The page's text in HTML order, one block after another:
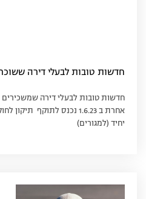
חדשות טובות לבעלי דירה
חדשות טובות לבעלי דירה שמשכירים
אחרת ב 1.6.23 נכנס לתוקף
יחיד (למגורים)